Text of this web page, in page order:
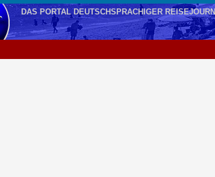
DAS PORTAL DEUTSCHSPRACHIGER